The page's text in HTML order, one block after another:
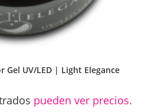
Gel UV/LED | Light Elegance
pueden ver precios.